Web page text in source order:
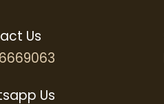
Us
Us